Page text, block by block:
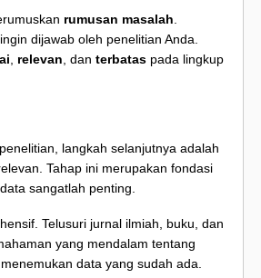
rumusan masalah
dijawab oleh penelitian Anda.
relevan , dan terbatas pada lingkup
langkah selanjutnya adalah
Tahap ini merupakan fondasi
sangatlah penting.
Telusuri jurnal ilmiah, buku, dan
yang mendalam tentang
data yang sudah ada.